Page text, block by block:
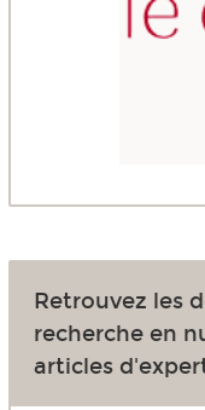
Retrouvez les
recherche en
articles